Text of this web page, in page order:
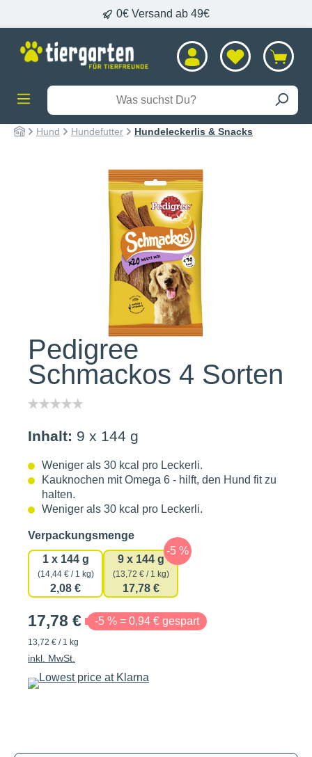
0€ Versand ab 49€
Hund Hundefutter Hundeleckerlis & Snacks
Bildergalerie überspringen
Pedigree
Schmackos 4 Sorten
Inhalt: 9 x 144 g
Weniger als 30 kcal pro Leckerli.
Kauknochen mit Omega 6 - hilft, den Hund fit zu
halten.
Weniger als 30 kcal pro Leckerli.
Verpackungsmengeauswählen
1 x 144 g
(14,44 € / 1 kg)
2,08 €
9 x 144 g
(13,72 € / 1 kg)
17,78 €
17,78 € -5 % = 0,94 € gespart
13,72 € / 1 kg
inkl. MwSt.